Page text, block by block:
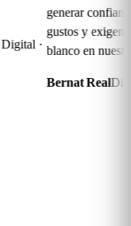
generar confianza.
gustos y exigencias de
blanco en nuestras
Bernat RealDirector de